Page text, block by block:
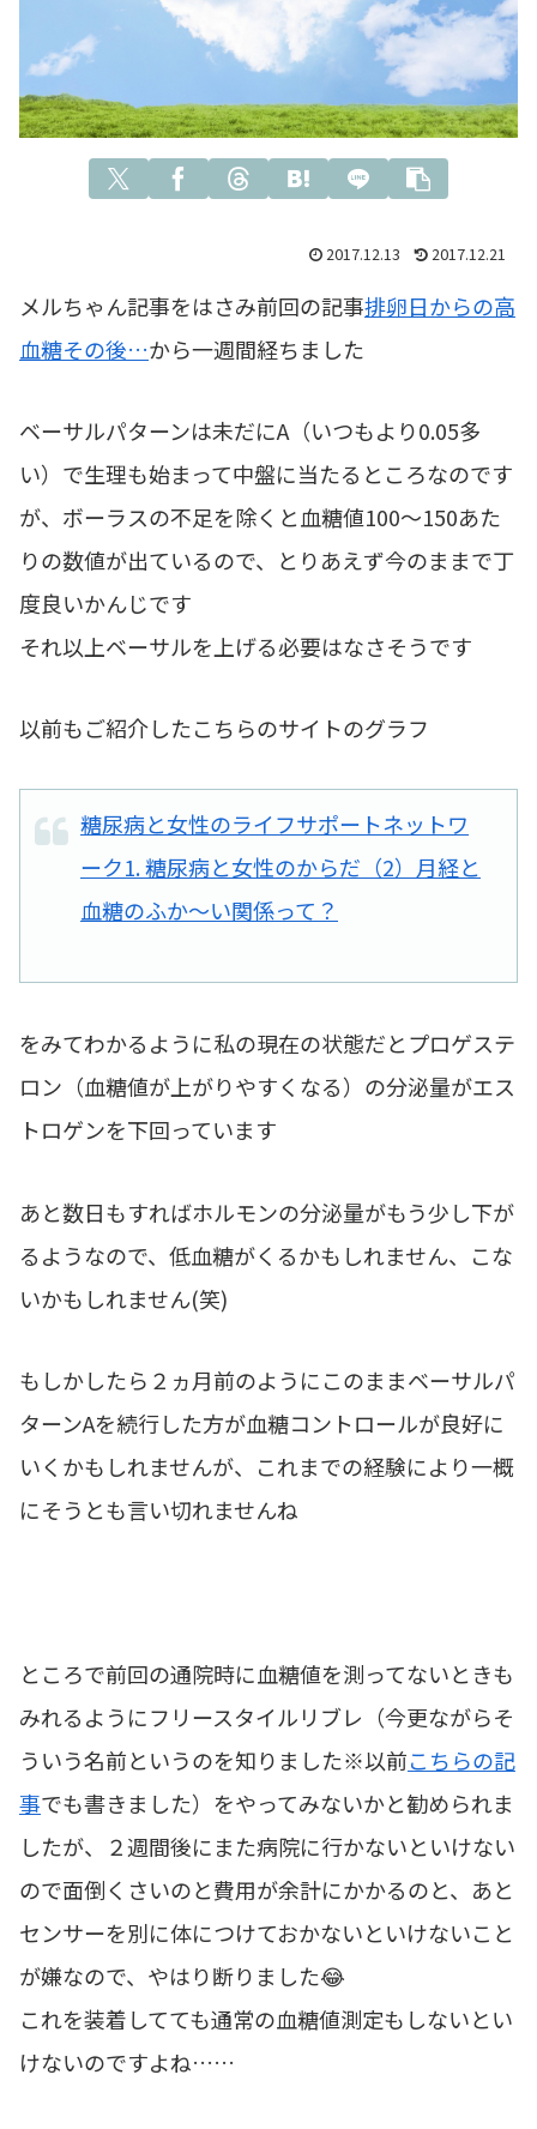
2017.12.13 2017.12.21
メルちゃん記事をはさみ前回の記事排卵日からの高
血糖その後…から一週間経ちました
ベーサルパターンは未だにA（いつもより0.05多
い）で生理も始まって中盤に当たるところなのです
が、ボーラスの不足を除くと血糖値100～150あた
りの数値が出ているので、とりあえず今のままで丁
度良いかんじです
それ以上ベーサルを上げる必要はなさそうです
以前もご紹介したこちらのサイトのグラフ
糖尿病と女性のライフサポートネットワ
ーク1. 糖尿病と女性のからだ（2）月経と
血糖のふか～い関係って？
をみてわかるように私の現在の状態だとプロゲステ
ロン（血糖値が上がりやすくなる）の分泌量がエス
トロゲンを下回っています
あと数日もすればホルモンの分泌量がもう少し下が
るようなので、低血糖がくるかもしれません、こな
いかもしれません(笑)
もしかしたら２ヵ月前のようにこのままベーサルパ
ターンAを続行した方が血糖コントロールが良好に
いくかもしれませんが、これまでの経験により一概
にそうとも言い切れませんね
ところで前回の通院時に血糖値を測ってないときも
みれるようにフリースタイルリブレ（今更ながらそ
ういう名前というのを知りました※以前こちらの記
事でも書きました）をやってみないかと勧められま
したが、２週間後にまた病院に行かないといけない
ので面倒くさいのと費用が余計にかかるのと、あと
センサーを別に体につけておかないといけないこと
が嫌なので、やはり断りました😂
これを装着してても通常の血糖値測定もしないとい
けないのですよね……